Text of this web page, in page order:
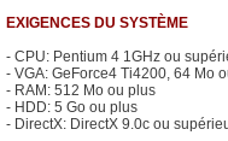
EXIGENCES DU SYSTÈME
- CPU: Pentium 4 1GHz ou
- VGA: GeForce4 Ti4200, 64 Mo
- RAM: 512 Mo ou plus
- HDD: 5 Go ou plus
- DirectX: DirectX 9.0c ou